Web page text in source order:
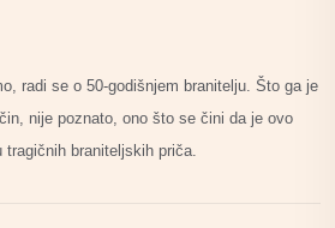
radi se o 50-godišnjem branitelju. Što ga je
nije poznato, ono što se čini da je ovo
braniteljskih priča.